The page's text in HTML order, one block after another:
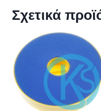
Σχετικά